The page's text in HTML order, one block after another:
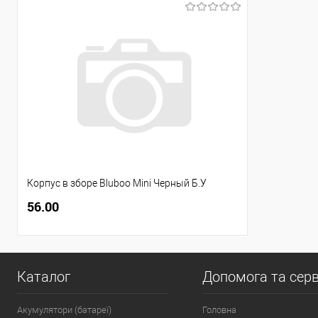
Корпус в зборе Bluboo Mini Черный Б.У
56.00
Каталог
Акумулятори (батареї)
Допомога та
Головна